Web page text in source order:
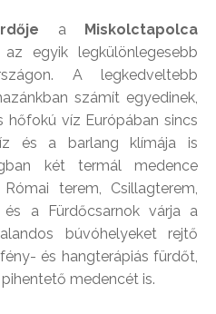
a
Miskolctapolca
egyik legkülönlegesebb
A legkedveltebb
számít egyedinek,
hőfokú víz Európában sincs
és a barlang klímája is
két termál medence
terem, Csillagterem,
a Fürdőcsarnok várja a
búvóhelyeket rejtő
és hangterápiás fürdőt,
medencét is.